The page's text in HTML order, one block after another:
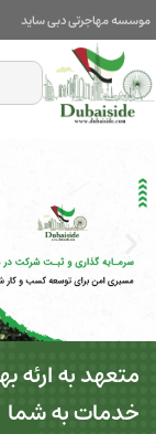
ساید
بهترین
شما